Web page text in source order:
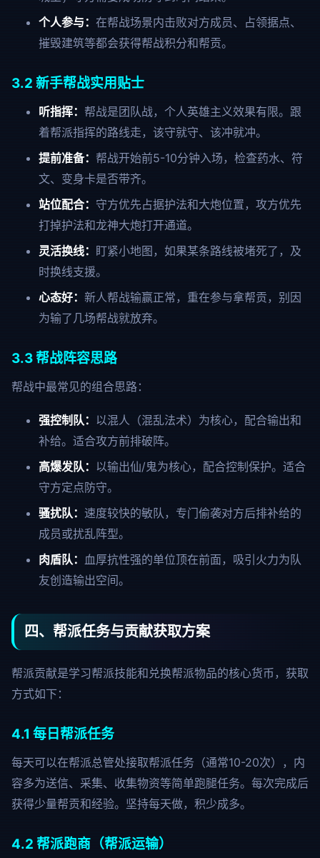
个人参与： 在帮战场景内击败对方成员、占领据点、
摧毁建筑等都会获得帮战积分和帮贡。
3.2 新手帮战实用贴士
听指挥： 帮战是团队战，个人英雄主义效果有限。跟
着帮派指挥的路线走，该守就守、该冲就冲。
提前准备： 帮战开始前5-10分钟入场，检查药水、符
文、变身卡是否带齐。
站位配合： 守方优先占据护法和大炮位置，攻方优先
打掉护法和龙神大炮打开通道。
灵活换线： 盯紧小地图，如果某条路线被堵死了，及
时换线支援。
心态好： 新人帮战输赢正常，重在参与拿帮贡，别因
为输了几场帮战就放弃。
3.3 帮战阵容思路
帮战中最常见的组合思路：
强控制队： 以混人（混乱法术）为核心，配合输出和
补给。适合攻方前排破阵。
高爆发队： 以输出仙/鬼为核心，配合控制保护。适合
守方定点防守。
骚扰队： 速度较快的敏队，专门偷袭对方后排补给的
成员或扰乱阵型。
肉盾队： 血厚抗性强的单位顶在前面，吸引火力为队
友创造输出空间。
四、帮派任务与贡献获取方案
帮派贡献是学习帮派技能和兑换帮派物品的核心货币，获取
方式如下：
4.1 每日帮派任务
每天可以在帮派总管处接取帮派任务（通常10-20次），内
容多为送信、采集、收集物资等简单跑腿任务。每次完成后
获得少量帮贡和经验。坚持每天做，积少成多。
4.2 帮派跑商（帮派运输）